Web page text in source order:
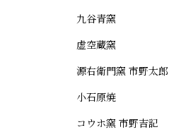
九谷青窯
虚空蔵窯
源右衛門窯 市野太郎
小石原焼
コウホ窯 市野吉記